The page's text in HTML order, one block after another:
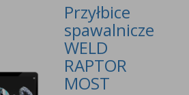
Przyłbice
spawalnicze
WELD
RAPTOR
MOST